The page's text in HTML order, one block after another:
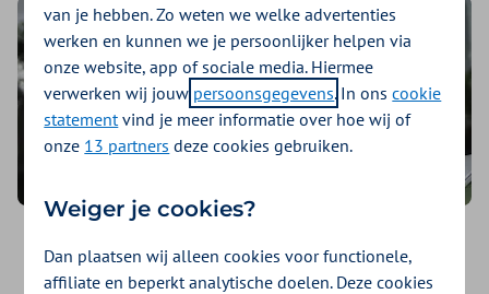
Verzekeringen
van je hebben. Zo weten we welke advertenties
werken en kunnen we je persoonlijker helpen via
onze website, app of sociale media. Hiermee
verwerken wij jouw persoonsgegevens. In onscookie
statementvind je meer informatie over hoe wij of
onze 13 partners deze cookies gebruiken.
Weiger je cookies?
Dan plaatsen wij alleen cookies voor functionele,
affiliate en beperkt analytische doelen. Deze cookies